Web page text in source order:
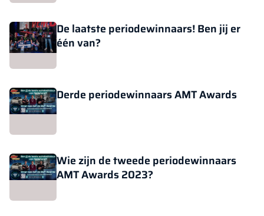
De laatste periodewinnaars! Ben jij er
één van?
Derde periodewinnaars AMT Awards
Wie zijn de tweede periodewinnaars
AMT Awards 2023?